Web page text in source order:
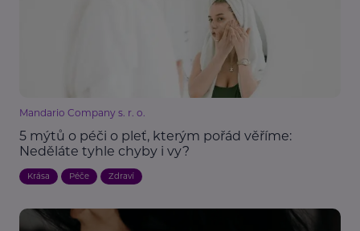
Mandario Company s. r. o.
5 mýtů o péči o pleť, kterým pořád věříme:
Neděláte tyhle chyby i vy?
Krása Péče Zdraví